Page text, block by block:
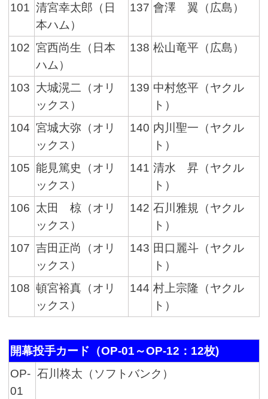
101 清宮幸太郎（日
本ハム）
137 會澤 翼（広島）
102 宮西尚生（日本
ハム）
138 松山竜平（広島）
103 大城滉二（オリ
ックス）
139 中村悠平（ヤクル
ト）
104 宮城大弥（オリ
ックス）
140 内川聖一（ヤクル
ト）
105 能見篤史（オリ
ックス）
141 清水 昇（ヤクル
ト）
106 太田 椋（オリ
ックス）
142 石川雅規（ヤクル
ト）
107 吉田正尚（オリ
ックス）
143 田口麗斗（ヤクル
ト）
108 頓宮裕真（オリ
ックス）
144 村上宗隆（ヤクル
ト）
開幕投手カード（OP-01～OP-12：12枚)
OP-
01
石川柊太（ソフトバンク）